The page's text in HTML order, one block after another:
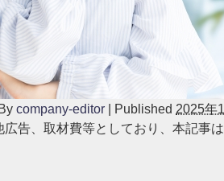
By company-editor Published 2025年
告、取材費等としており、本記事